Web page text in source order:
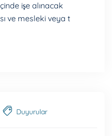
işe alınacak
ve mesleki veya t
Duyurular